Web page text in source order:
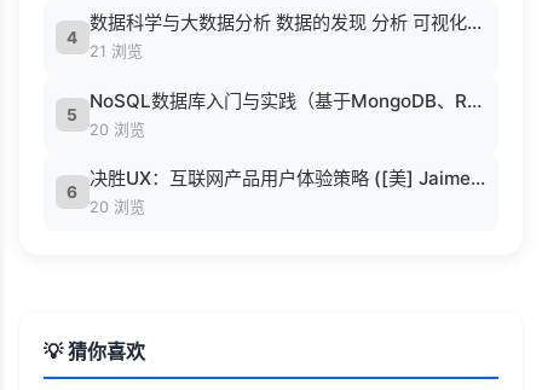
4
数据科学与大数据分析 数据的发现 分析 可视化与表示 ( etc.).epub
21 浏览
5
NoSQL数据库入门与实践（基于MongoDB、Redis） (刘瑜 刘胜松).pdf
20 浏览
6
决胜UX：互联网产品用户体验策略 ([美] Jaime Levy [[美] Jaime Levy]).epub
20 浏览
💡 猜你喜欢